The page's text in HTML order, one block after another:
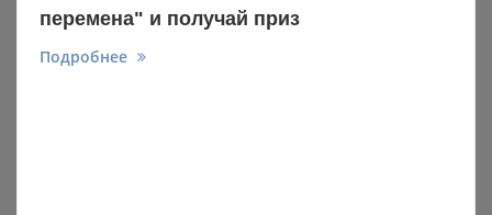
перемена" и получай приз
Подробнее